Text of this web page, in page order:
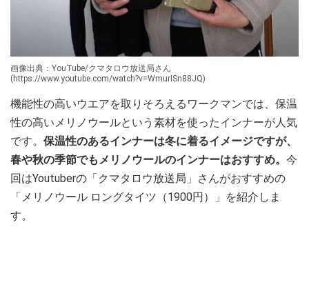
画像出典：YouTube/クマタロウ放送局さん
(https://www.youtube.com/watch?v=WmurISn88JQ)
機能性の高いウエアを取りそろえるワークマンでは、保温
性の高いメリノウールという素材を使ったインナーが人気
です。 保温性のあるインナーは冬に着るイメージですが、
春や秋の季節でもメリノウールのインナーはおすすめ。 今
回はYoutuberの「クマタロウ放送局」さんがおすすめの
「メリノウール ロングタイツ（1900円）」を紹介しま
す。